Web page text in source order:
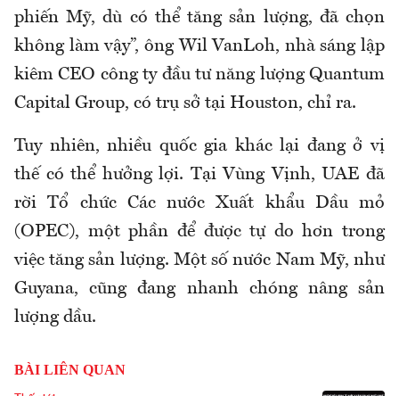
phiến Mỹ, dù có thể tăng sản lượng, đã chọn
không làm vậy”, ông Wil VanLoh, nhà sáng lập
kiêm CEO công ty đầu tư năng lượng Quantum
Capital Group, có trụ sở tại Houston, chỉ ra.
Tuy nhiên, nhiều quốc gia khác lại đang ở vị
thế có thể hưởng lợi. Tại Vùng Vịnh, UAE đã
rời Tổ chức Các nước Xuất khẩu Dầu mỏ
(OPEC), một phần để được tự do hơn trong
việc tăng sản lượng. Một số nước Nam Mỹ, như
Guyana, cũng đang nhanh chóng nâng sản
lượng dầu.
BÀI LIÊN QUAN